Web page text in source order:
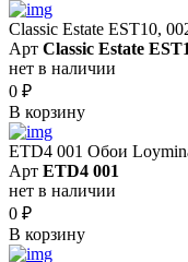
Classic Estate EST10,
Арт Classic Estate
нет в наличии
0 ₽
В корзину
ETD4 001 Обои
Арт ETD4 001
нет в наличии
0 ₽
В корзину